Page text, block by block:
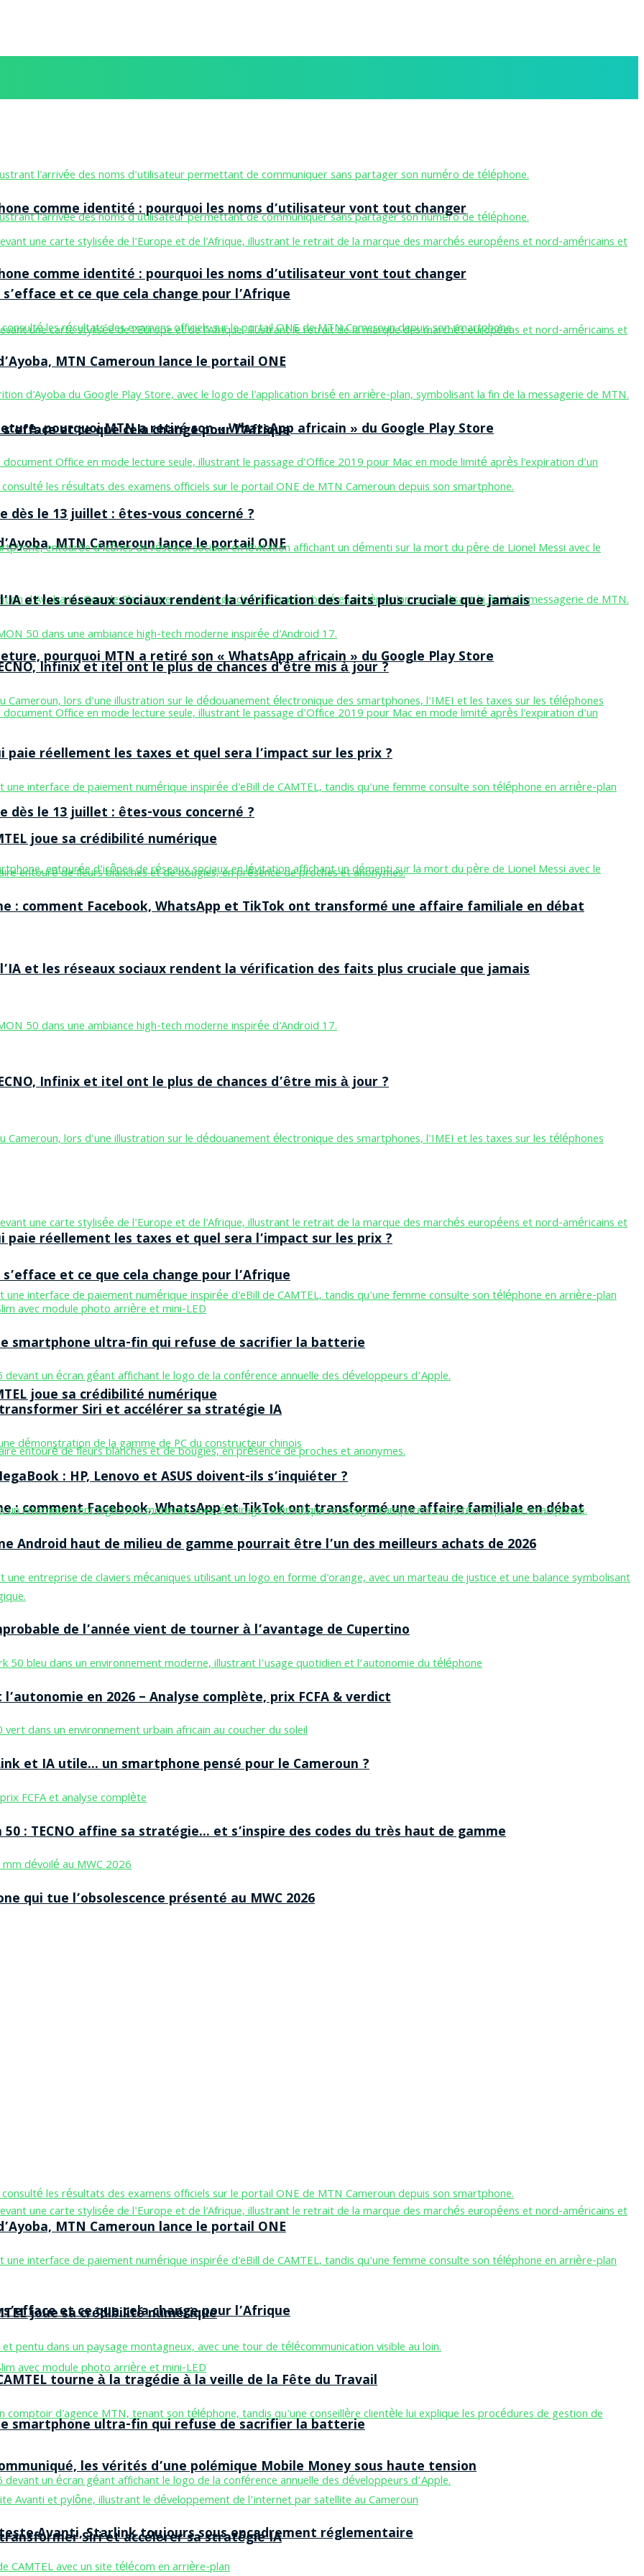
comme identité : pourquoi les noms d’utilisateur vont tout changer
et ce que cela change pour l’Afrique
MTN Cameroun lance le portail ONE
pourquoi MTN a retiré son « WhatsApp africain » du Google Play Store
dès le 13 juillet : êtes-vous concerné ?
et les réseaux sociaux rendent la vérification des faits plus cruciale que jamais
Infinix et itel ont le plus de chances d’être mis à jour ?
paie réellement les taxes et quel sera l’impact sur les prix ?
joue sa crédibilité numérique
: comment Facebook, WhatsApp et TikTok ont transformé une affaire familiale en débat
et ce que cela change pour l’Afrique
le smartphone ultra-fin qui refuse de sacrifier la batterie
transformer Siri et accélérer sa stratégie IA
comme identité : pourquoi les noms d’utilisateur vont tout changer
et ce que cela change pour l’Afrique
MTN Cameroun lance le portail ONE
pourquoi MTN a retiré son « WhatsApp africain » du Google Play Store
dès le 13 juillet : êtes-vous concerné ?
et les réseaux sociaux rendent la vérification des faits plus cruciale que jamais
Infinix et itel ont le plus de chances d’être mis à jour ?
paie réellement les taxes et quel sera l’impact sur les prix ?
joue sa crédibilité numérique
: comment Facebook, WhatsApp et TikTok ont transformé une affaire familiale en débat
et ce que cela change pour l’Afrique
le smartphone ultra-fin qui refuse de sacrifier la batterie
transformer Siri et accélérer sa stratégie IA
: HP, Lenovo et ASUS doivent-ils s’inquiéter ?
Android haut de milieu de gamme pourrait être l’un des meilleurs achats de 2026
de l’année vient de tourner à l’avantage de Cupertino
en 2026 – Analyse complète, prix FCFA & verdict
et IA utile… un smartphone pensé pour le Cameroun ?
50 : TECNO affine sa stratégie… et s’inspire des codes du très haut de gamme
qui tue l’obsolescence présenté au MWC 2026
MTN Cameroun lance le portail ONE
joue sa crédibilité numérique
tourne à la tragédie à la veille de la Fête du Travail
les vérités d’une polémique Mobile Money sous haute tension
Avanti, Starlink toujours sous encadrement réglementaire